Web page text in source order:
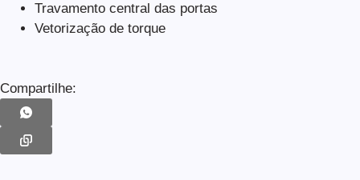
Travamento central das portas
Vetorização de torque
Compartilhe: